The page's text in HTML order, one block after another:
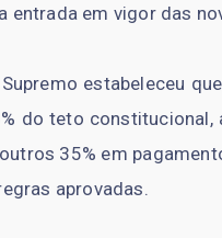
entrada em vigor das
estabeleceu
do teto constitucional,
35% em
aprovadas.